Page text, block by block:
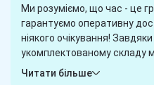
Ми розуміємо, що час - це
гарантуємо оперативну
ніякого очікування!
укомплектованому складу
гарантуємо, що обрані вами
Читати більше